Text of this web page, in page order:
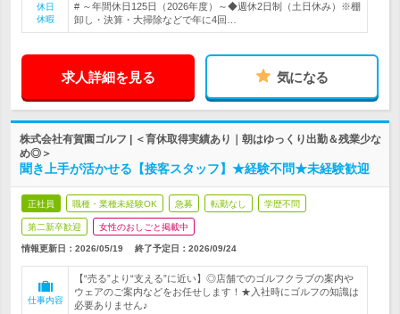
休日
休暇
# ～年間休日125日（2026年度）～◆週休2日制（土日休み）※棚
卸し・決算・大掃除などで年に4回…
求人詳細を見る 気になる
株式会社有賀園ゴルフ | ＜育休取得実績あり｜朝はゆっくり出勤＆残業少な
め◎＞
聞き上手が活かせる【接客スタッフ】★経験不問★未経験歓迎
正社員 職種・業種未経験OK 急募 転勤なし 学歴不問
第二新卒歓迎 女性のおしごと掲載中
情報更新日：2026/05/19 終了予定日： 2026/09/24
仕事内容
【“売る”より“支える”に近い】◎店舗でのゴルフクラブの案内や
ウェアのご案内などをお任せします！★入社時にゴルフの知識は
必要ありません♪